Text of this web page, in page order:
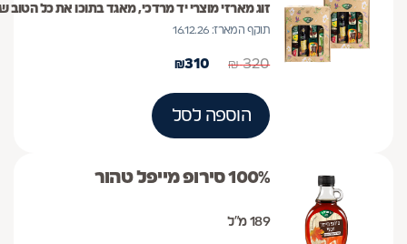
זוג מארזי מוצרי יד מרדכי, מאגד בתוכו את כל
תוקף המארז: 16.12.26
320
₪
310
₪
הוספה לסל
100% סירופ מייפל טהור
189 מ״ל